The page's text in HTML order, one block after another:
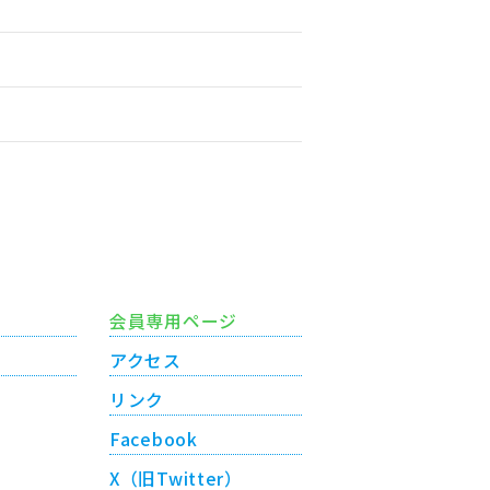
会員専用ページ
アクセス
リンク
Facebook
X（旧Twitter）